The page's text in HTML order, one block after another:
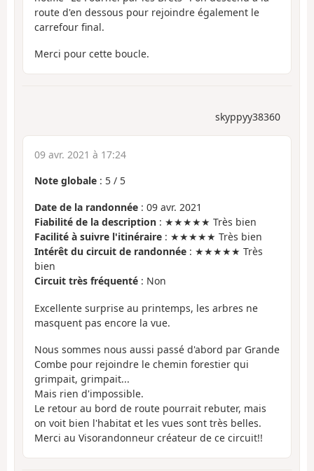
route d'en dessous pour rejoindre également le
carrefour final.
Merci pour cette boucle.
skyppyy38360
09 avr. 2021 à 17:24
Note globale : 5 / 5
Date de la randonnée : 09 avr. 2021
Fiabilité de la description : ★★★★★ Très bien
Facilité à suivre l'itinéraire : ★★★★★ Très bien
Intérêt du circuit de randonnée : ★★★★★ Très
bien
Circuit très fréquenté : Non
Excellente surprise au printemps, les arbres ne
masquent pas encore la vue.
Nous sommes nous aussi passé d'abord par Grande
Combe pour rejoindre le chemin forestier qui
grimpait, grimpait...
Mais rien d'impossible.
Le retour au bord de route pourrait rebuter, mais
on voit bien l'habitat et les vues sont très belles.
Merci au Visorandonneur créateur de ce circuit!!